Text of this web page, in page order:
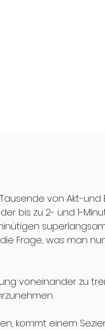
von Akt-
bis zu 2- und 1-
Frage, was man
voneinander zu
kommt einem